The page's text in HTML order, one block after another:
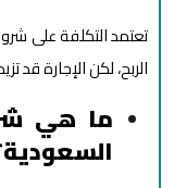
تعتمد التكلفة على
الربح، لكن الإجارة قد
ما هي